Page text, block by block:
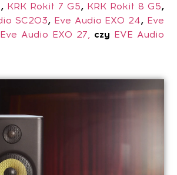
, KRK Rokit 7 G5, KRK Rokit 8 G5,
SC203, Eve Audio EXO 24, Eve
Eve Audio EXO 27, czy EVE Audio